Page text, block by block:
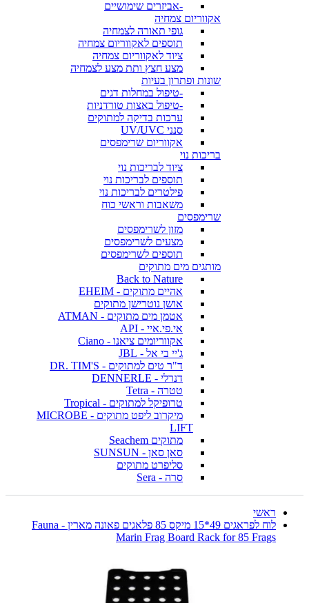
-אביזרים שימושיים
אקווריום צמחיה
גופי תאורה לצמחיה
תוספים לאקווריום צמחיה
ציוד לאקווריום צמחיה
מצע חצץ ותת מצע לצמחיה
שונות ופתרון בעיות
-טיפול במחלות דגים
-טיפול באצות טורדניות
ערכות בדיקה למתוקים
סנני UV/UVC
אקווריום שרימפסים
בריכות נוי
ציוד לבריכות נוי
תוספים לבריכות נוי
פילטרים לבריכות נוי
משאבות וראשי כוח
שרימפסים
מזון לשרימפסים
מצעים לשרימפסים
תוספים לשרימפסים
מותגים מים מתוקים
Back to Nature
אהיים מתוקים - EHEIM
אושן נוטרישן מתוקים
אטמן מים מתוקים - ATMAN
אי.פי.איי - API
אקווריומים ציאנו - Ciano
ג'יי בי אל - JBL
ד"ר טים למתוקים - DR. TIM'S
דנרלי - DENNERLE
טטרה - Tetra
טרופיקל למתוקים - Tropical
מיקרוב ליפט מתוקים - MICROBE
LIFT
מתוקים Seachem
סאן סאן - SUNSUN
סליפרט מתוקים
סרה - Sera
ראשי
לוח לפראגים 49*15 מיקס 85 פלאגים פאונה מארין - Fauna
Marin Frag Board Rack for 85 Frags